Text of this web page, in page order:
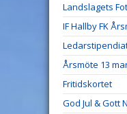
Landslagets
IF Hallby FK
Ledarstipendiat
Årsmöte 13
Fritidskortet
God Jul & Gott